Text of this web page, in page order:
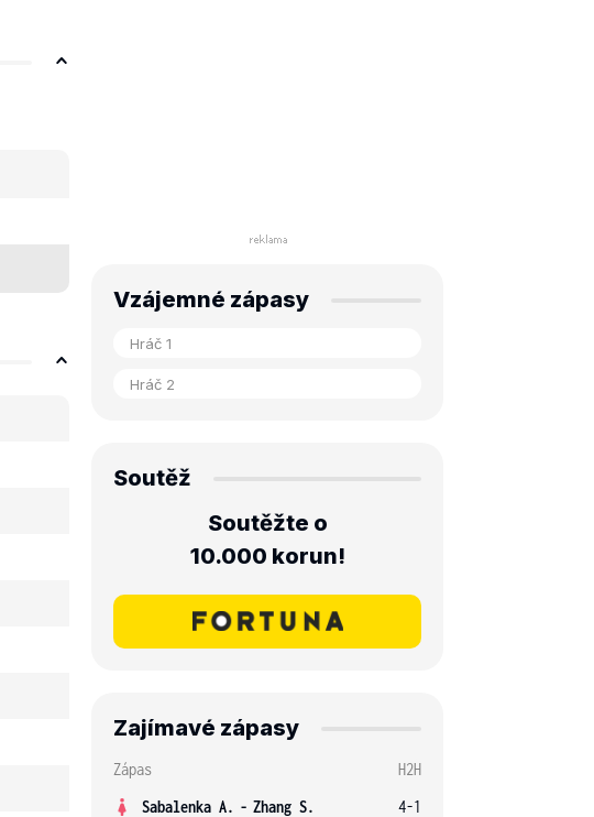
Vzájemné zápasy
Soutěž
Soutěžte o
10.000 korun!
Zajímavé zápasy
Zápas
H2H
Sabalenka A. - Zhang S.
4-1